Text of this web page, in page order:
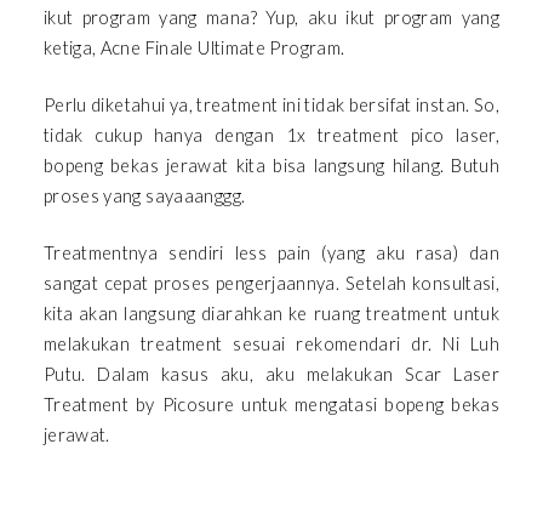
ikut program yang mana? Yup, aku ikut program yang
ketiga, Acne Finale Ultimate Program.
Perlu diketahui ya, treatment ini tidak bersifat instan. So,
tidak cukup hanya dengan 1x treatment pico laser,
bopeng bekas jerawat kita bisa langsung hilang. Butuh
proses yang sayaaanggg.
Treatmentnya sendiri less pain (yang aku rasa) dan
sangat cepat proses pengerjaannya. Setelah konsultasi,
kita akan langsung diarahkan ke ruang treatment untuk
melakukan treatment sesuai rekomendari dr. Ni Luh
Putu. Dalam kasus aku, aku melakukan Scar Laser
Treatment by Picosure untuk mengatasi bopeng bekas
jerawat.